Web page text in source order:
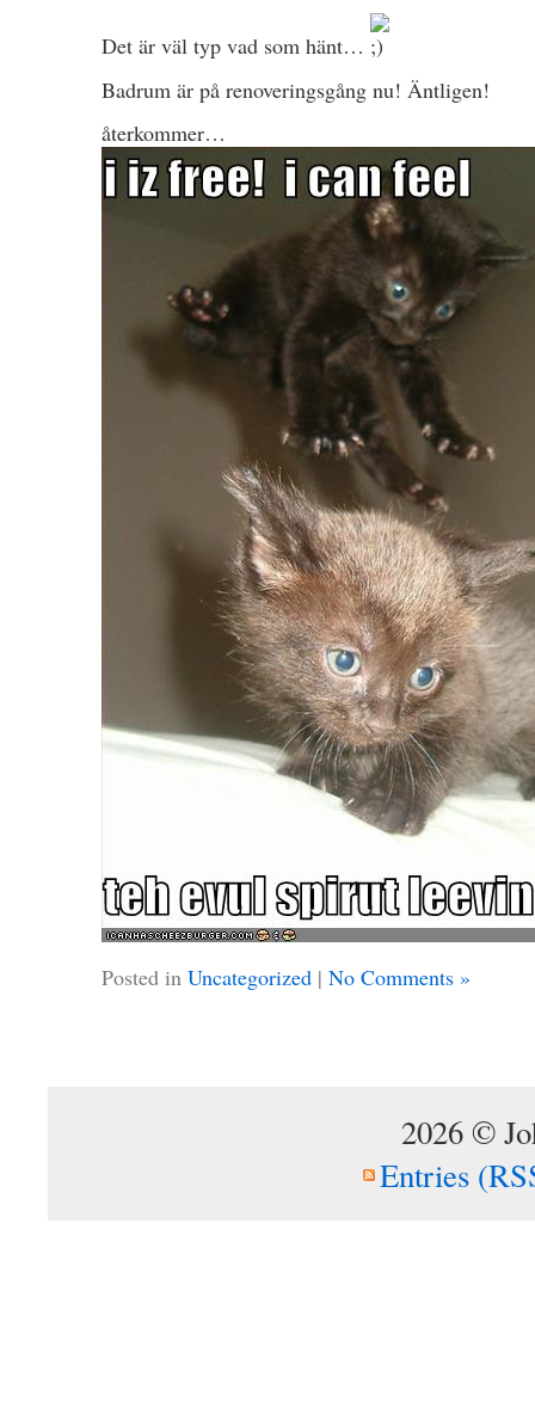
Det är väl typ vad som hänt…
Badrum är på renoveringsgång nu! Äntligen!
återkommer…
Posted in Uncategorized| No Comments »
2026 ©
Entries